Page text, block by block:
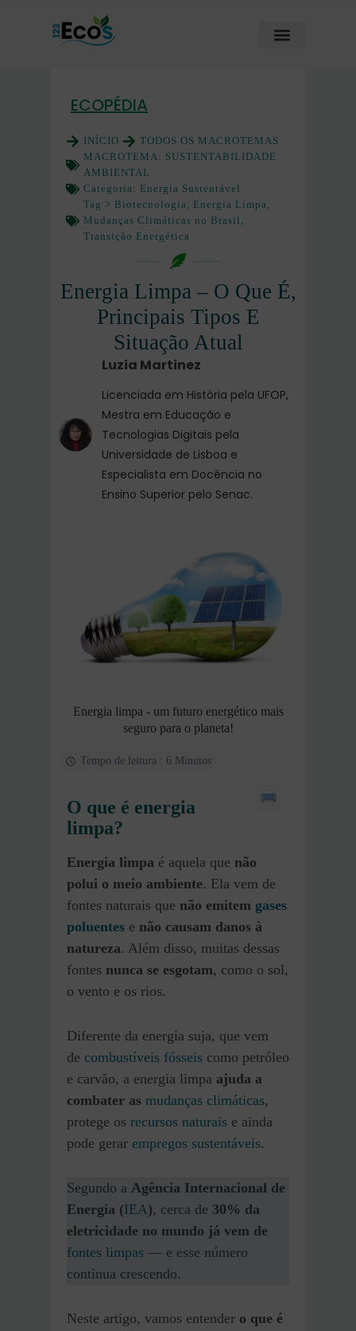
ECOPÉDIA
INÍCIO
TODOS OS MACROTEMAS
MACROTEMA: SUSTENTABILIDADE
AMBIENTAL
Categoria: Energia Sustentável
Tag > Biotecnologia , Energia Limpa ,
Mudanças Climáticas no Brasil ,
Transição Energética
Energia Limpa – O Que É,
Principais Tipos E
Situação Atual
Luzia Martinez
Licenciada em História pela UFOP,
Mestra em Educação e
Tecnologias Digitais pela
Universidade de Lisboa e
Especialista em Docência no
Ensino Superior pelo Senac.
Energia limpa - um futuro energético mais
seguro para o planeta!
Tempo de leitura : 6 Minutos
O que é energia
limpa?
Energia limpa é aquela que não
polui o meio ambiente. Ela vem de
fontes naturais que não emitem gases
poluentes e não causam danos à
natureza. Além disso, muitas dessas
fontes nunca se esgotam, como o sol,
o vento e os rios.
Diferente da energia suja, que vem
de combustíveis fósseis como petróleo
e carvão, a energia limpa ajuda a
combater as mudanças climáticas,
protege os recursos naturais e ainda
pode gerar empregos sustentáveis.
Segundo a Agência Internacional de
Energia (IEA), cerca de 30% da
eletricidade no mundo já vem de
fontes limpas — e esse número
continua crescendo.
Neste artigo, vamos entender o que é